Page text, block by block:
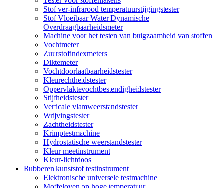
Stof ver-infrarood temperatuurstijgingstester
Stof Vloeibaar Water Dynamische
Overdraagbaarheidsmeter
Machine voor het testen van buigzaamheid van stoffen
Vochtmeter
Zuurstofindexmeters
Diktemeter
Vochtdoorlaatbaarheidstester
Kleurechtheidstester
Oppervlaktevochtbestendigheidstester
Stijfheidstester
Verticale vlamweerstandstester
Wrijvingstester
Zachtheidstester
Krimptestmachine
Hydrostatische weerstandstester
Kleur meetinstrument
Kleur-lichtdoos
Rubberen kunststof testinstrument
Elektronische universele testmachine
Moffeloven op hoge temperatuur